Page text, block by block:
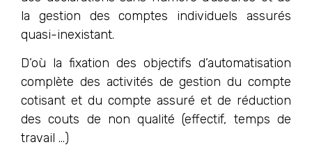
la gestion des comptes individuels assurés
quasi-inexistant.
D’où la fixation des objectifs d’automatisation
complète des activités de gestion du compte
cotisant et du compte assuré et de réduction
des couts de non qualité (effectif, temps de
travail …)